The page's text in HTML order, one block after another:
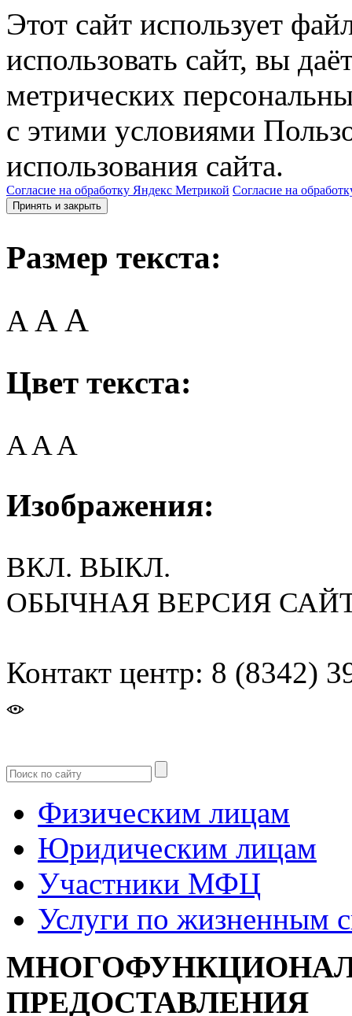
Этот сайт использует
использовать сайт, вы
метрических
с этими условиями
использования сайта.
Согласие на обработку Яндекс Метрикой Согласие на
Принять и закрыть
Размер текста:
A AA
Цвет текста:
AAA
Изображения:
ВКЛ. ВЫКЛ.
ОБЫЧНАЯ ВЕРСИЯ
Контакт центр: 8 (8342)
Физическим лицам
Юридическим лицам
Участники МФЦ
Услуги по жизненным
ПРЕДОСТАВЛЕНИЯ